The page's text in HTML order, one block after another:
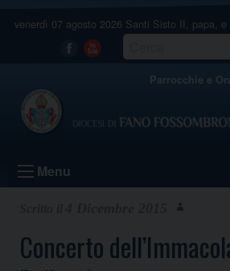
venerdì 07 agosto 2026 Santi Sisto II, papa,
Facebook
Youtube
Parrocchie e
Menu
Concerto